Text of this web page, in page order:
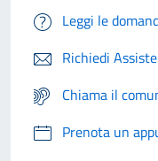
Leggi le
Richiedi
Chiama il
Prenota un